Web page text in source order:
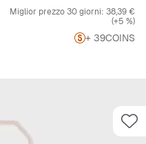
Miglior prezzo 30 giorni: 38,39 €
(+5 %)
+ 39COINS